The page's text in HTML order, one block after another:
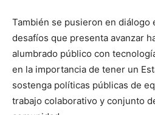
También se pusieron en diálogo
desafíos que presenta avanzar
alumbrado público con
en la importancia de tener un
sostenga políticas públicas de
trabajo colaborativo y conjunto